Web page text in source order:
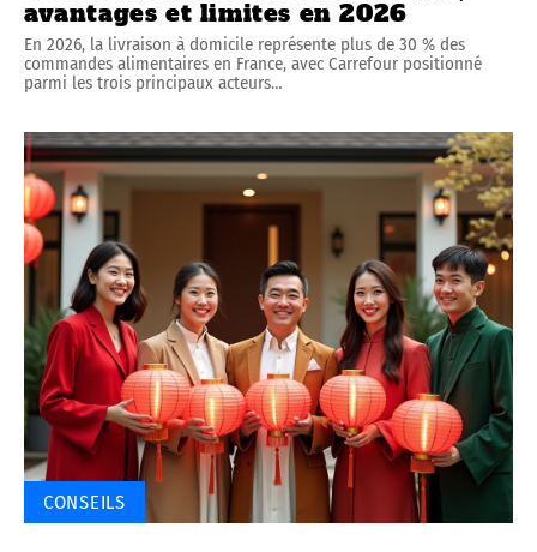
avantages et limites en 2026
En 2026, la livraison à domicile représente plus de 30 % des
commandes alimentaires en France, avec Carrefour positionné
parmi les trois principaux acteurs…
CONSEILS